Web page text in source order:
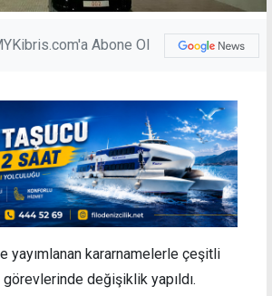
Abone Ol
yayımlanan kararnamelerle çeşitli
değişiklik yapıldı.